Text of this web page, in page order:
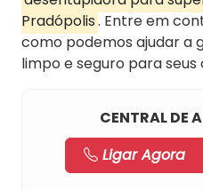
Pradópolis. Entre em
como podemos ajudar a
limpo e seguro para seus
CENTRAL DE
Ligar Agora